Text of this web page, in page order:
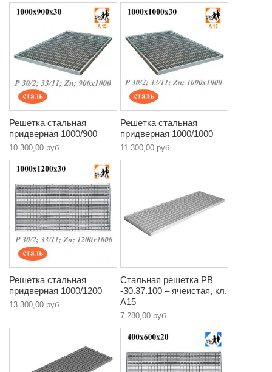
Решетка стальная
придверная 1000/900
10 300,00 руб
Решетка стальная
придверная 1000/1000
11 300,00 руб
Решетка стальная
придверная 1000/1200
13 300,00 руб
Стальная решетка РВ
-30.37.100 – ячеистая, кл.
A15
7 280,00 руб